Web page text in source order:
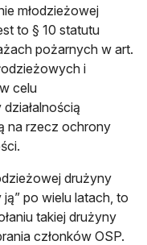
młodzieżowej
to § 10 statutu
pożarnych w art.
i
celu
na rzecz ochrony
drużyny
po wielu latach, to
takiej drużyny
członków OSP.